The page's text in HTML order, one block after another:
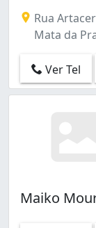
Rua
Mata da
Ver Tel
Maiko